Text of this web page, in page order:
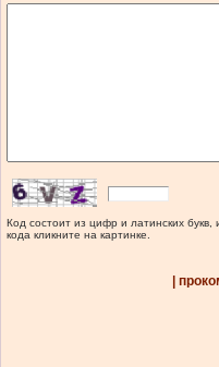
Код состоит из цифр и латинских
кода кликните на картинке.
|